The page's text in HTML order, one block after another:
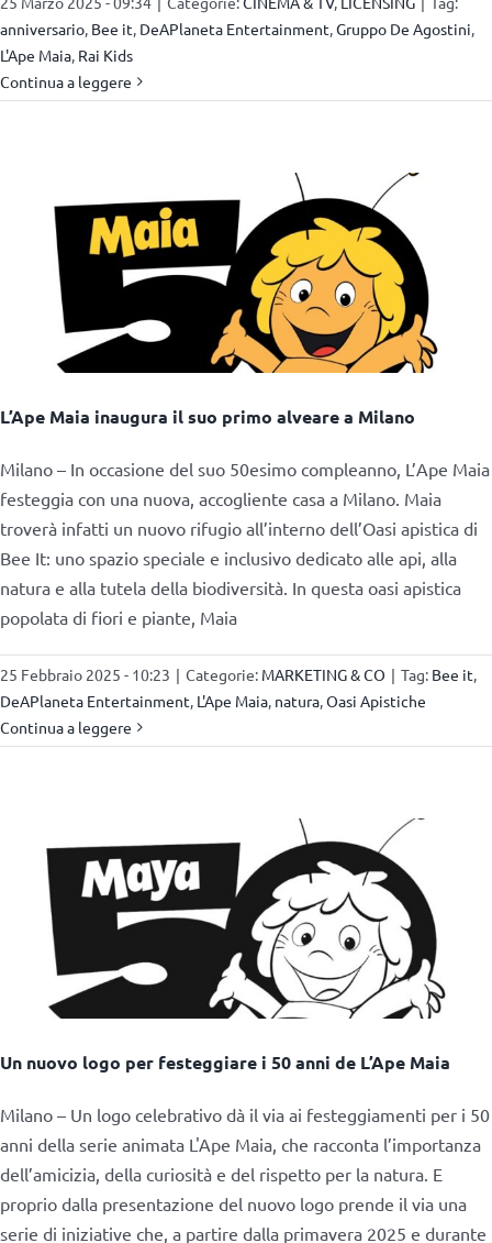
anniversario, Bee it, DeAPlaneta Entertainment,Gruppo De Agostini,
L'Ape Maia, Rai Kids
Continua a leggere
L’Ape Maia inaugura il suo primo alveare a Milano
Milano – In occasione del suo 50esimo compleanno, L’Ape Maia
festeggia con una nuova, accogliente casa a Milano. Maia
troverà infatti un nuovo rifugio all’interno dell’Oasi apistica di
Bee It: uno spazio speciale e inclusivo dedicato alle api, alla
natura e alla tutela della biodiversità. In questa oasi apistica
popolata di fiori e piante, Maia
25 Febbraio 2025 - 10:23 | Categorie: MARKETING & CO | Tag: Bee it,
DeAPlaneta Entertainment, L'Ape Maia, natura,Oasi Apistiche
Continua a leggere
Un nuovo logo per festeggiare i 50 anni de L’Ape Maia
Milano – Un logo celebrativo dà il via ai festeggiamenti per i 50
anni della serie animata L'Ape Maia, che racconta l’importanza
dell’amicizia, della curiosità e del rispetto per la natura. E
proprio dalla presentazione del nuovo logo prende il via una
serie di iniziative che, a partire dalla primavera 2025 e durante